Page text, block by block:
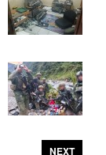
NEXT